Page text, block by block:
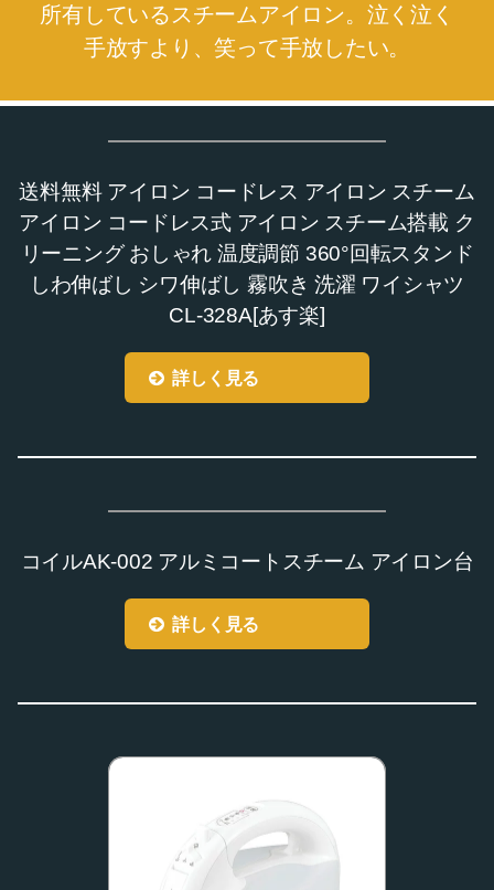
所有しているスチームアイロン。泣く泣く
手放すより、笑って手放したい。
送料無料 アイロン コードレス アイロン スチーム
アイロン コードレス式 アイロン スチーム搭載 ク
リーニング おしゃれ 温度調節 360°回転スタンド
しわ伸ばし シワ伸ばし 霧吹き 洗濯 ワイシャツ
CL-328A[あす楽]
詳しく見る
コイルAK-002 アルミコートスチーム アイロン台
詳しく見る